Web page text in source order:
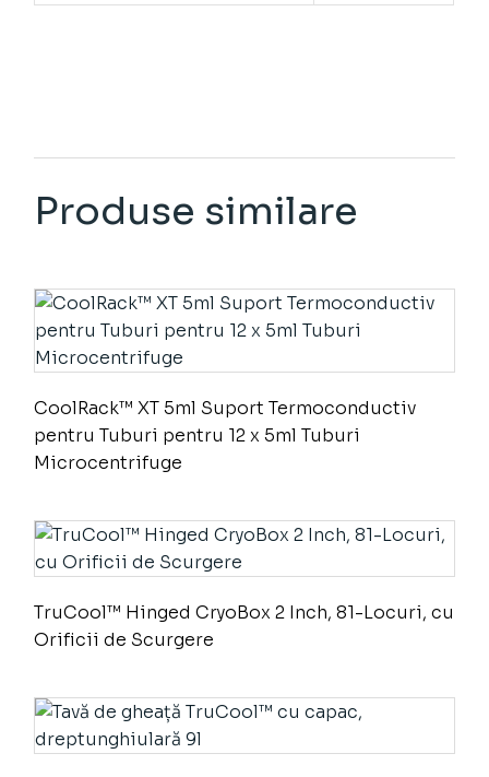
Produse similare
CoolRack™ XT 5ml Suport Termoconductiv
pentru Tuburi pentru 12 x 5ml Tuburi
Microcentrifuge
TruCool™ Hinged CryoBox 2 Inch, 81-Locuri, cu
Orificii de Scurgere